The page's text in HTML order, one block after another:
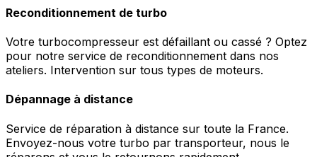
Reconditionnement de turbo
Votre turbocompresseur est défaillant ou cassé ? Optez
pour notre service de reconditionnement dans nos
ateliers. Intervention sur tous types de moteurs.
Dépannage à distance
Service de réparation à distance sur toute la France.
Envoyez-nous votre turbo par transporteur, nous le